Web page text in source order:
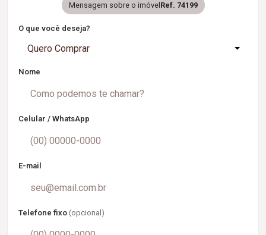
Mensagem sobre o imóvel Ref. 74199
O que você deseja?
Quero Comprar
Nome
Celular / WhatsApp
E-mail
Telefone fixo (opcional)